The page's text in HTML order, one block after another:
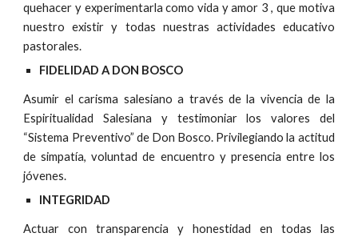
quehacer y experimentarla como vida y amor 3 , que motiva
nuestro existir y todas nuestras actividades educativo
pastorales.
FIDELIDAD A DON BOSCO
Asumir el carisma salesiano a través de la vivencia de la
Espiritualidad Salesiana y testimoniar los valores del
“Sistema Preventivo” de Don Bosco. Privilegiando la actitud
de simpatía, voluntad de encuentro y presencia entre los
jóvenes.
INTEGRIDAD
Actuar con transparencia y honestidad en todas las